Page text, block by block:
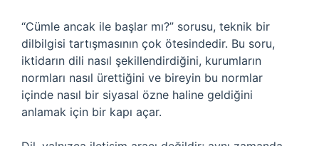
“Cümle ancak ile başlar mı?” sorusu, teknik bir
dilbilgisi tartışmasının çok ötesindedir. Bu soru,
iktidarın dili nasıl şekillendirdiğini, kurumların
normları nasıl ürettiğini ve bireyin bu normlar
içinde nasıl bir siyasal özne haline geldiğini
anlamak için bir kapı açar.